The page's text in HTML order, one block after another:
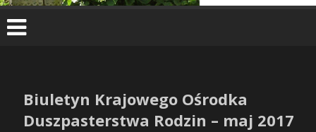
Biuletyn Krajowego Ośrodka
Duszpasterstwa Rodzin – maj 2017